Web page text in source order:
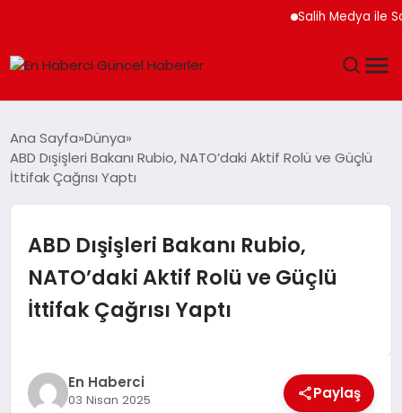
Salih Medya ile
SPOR
MAGAZIN
EKONOMI
Ana Sayfa Dünya
ABD Dışişleri Bakanı Rubio, NATO’daki Aktif Rolü ve Güçlü
İttifak Çağrısı Yaptı
ABD Dışişleri Bakanı Rubio,
NATO’daki Aktif Rolü ve Güçlü
İttifak Çağrısı Yaptı
En Haberci
03 Nisan 2025 Paylaş